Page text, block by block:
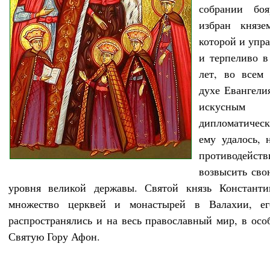
собрании
избран
которой и
и терпеливо
лет, во всем
духе
искусным
ему удалось,
возвысить
уровня великой державы. Святой князь
множество церквей и монастырей в Валахии,
распространялись и на весь православный мир, в
Святую Гору Афон.